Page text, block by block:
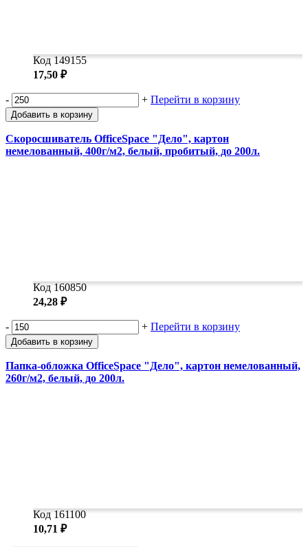
Код 149155
17,50 ₽
- + Перейти в корзину
Добавить в корзину
Скоросшиватель OfficeSpace "Дело", картон
немелованный, 400г/м2, белый, пробитый, до 200л.
Код 160850
24,28 ₽
- + Перейти в корзину
Добавить в корзину
Папка-обложка OfficeSpace "Дело", картон немелованный,
260г/м2, белый, до 200л.
Код 161100
10,71 ₽